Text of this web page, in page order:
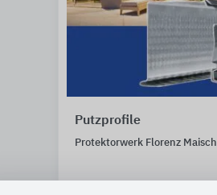
Putzprofile
Protektorwerk Florenz Maisch